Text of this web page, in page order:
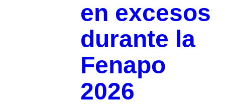
en excesos
durante la
Fenapo
2026